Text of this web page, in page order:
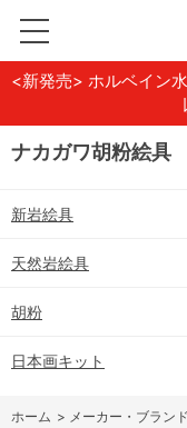
<新発売> ホルベイン
ナカガワ胡粉絵具
新岩絵具
天然岩絵具
胡粉
日本画キット
ホーム > メーカー・ブラン